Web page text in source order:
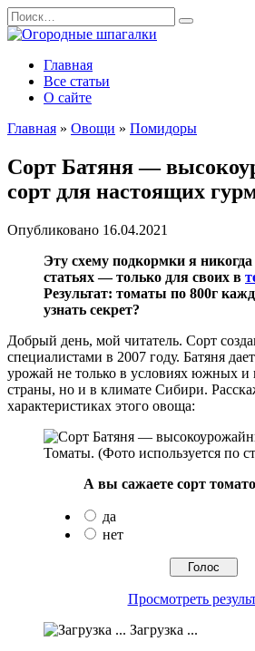
Перейти
к
содержанию
Search
for:
Главная
Все статьи
О сайте
Главная » Овощи » Помидоры
Сорт Батяня —
сорт для настоящих
Опубликовано 16.04.2021
Эту схему подкормки я
статьях — только для своих в
Результат: томаты по 800г
узнать секрет?
Добрый день, мой читатель. Сорт
специалистами в 2007 году. Батяня
урожай не только в условиях южных и
страны, но и в климате Сибири.
характеристиках этого овоща:
Томаты. (Фото используется по
А вы сажаете сорт
да
нет
Просмотреть
Загрузка ...